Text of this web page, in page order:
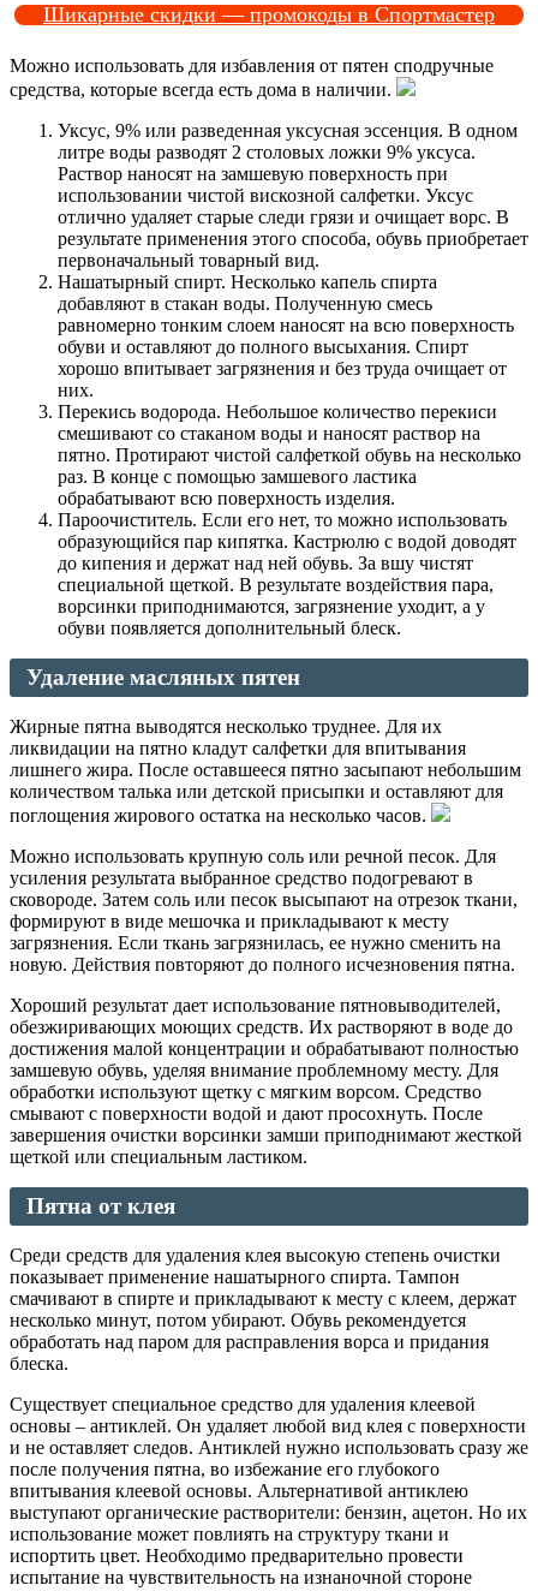
Шикарные скидки — промокоды в Спортмастер
Можно использовать для избавления от пятен сподручные
средства, которые всегда есть дома в наличии.
Уксус, 9% или разведенная уксусная эссенция. В одном
литре воды разводят 2 столовых ложки 9% уксуса.
Раствор наносят на замшевую поверхность при
использовании чистой вискозной салфетки. Уксус
отлично удаляет старые следи грязи и очищает ворс. В
результате применения этого способа, обувь приобретает
первоначальный товарный вид.
Нашатырный спирт. Несколько капель спирта
добавляют в стакан воды. Полученную смесь
равномерно тонким слоем наносят на всю поверхность
обуви и оставляют до полного высыхания. Спирт
хорошо впитывает загрязнения и без труда очищает от
них.
Перекись водорода. Небольшое количество перекиси
смешивают со стаканом воды и наносят раствор на
пятно. Протирают чистой салфеткой обувь на несколько
раз. В конце с помощью замшевого ластика
обрабатывают всю поверхность изделия.
Пароочиститель. Если его нет, то можно использовать
образующийся пар кипятка. Кастрюлю с водой доводят
до кипения и держат над ней обувь. За вшу чистят
специальной щеткой. В результате воздействия пара,
ворсинки приподнимаются, загрязнение уходит, а у
обуви появляется дополнительный блеск.
Удаление масляных пятен
Жирные пятна выводятся несколько труднее. Для их
ликвидации на пятно кладут салфетки для впитывания
лишнего жира. После оставшееся пятно засыпают небольшим
количеством талька или детской присыпки и оставляют для
поглощения жирового остатка на несколько часов.
Можно использовать крупную соль или речной песок. Для
усиления результата выбранное средство подогревают в
сковороде. Затем соль или песок высыпают на отрезок ткани,
формируют в виде мешочка и прикладывают к месту
загрязнения. Если ткань загрязнилась, ее нужно сменить на
новую. Действия повторяют до полного исчезновения пятна.
Хороший результат дает использование пятновыводителей,
обезжиривающих моющих средств. Их растворяют в воде до
достижения малой концентрации и обрабатывают полностью
замшевую обувь, уделяя внимание проблемному месту. Для
обработки используют щетку с мягким ворсом. Средство
смывают с поверхности водой и дают просохнуть. После
завершения очистки ворсинки замши приподнимают жесткой
щеткой или специальным ластиком.
Пятна от клея
Среди средств для удаления клея высокую степень очистки
показывает применение нашатырного спирта. Тампон
смачивают в спирте и прикладывают к месту с клеем, держат
несколько минут, потом убирают. Обувь рекомендуется
обработать над паром для расправления ворса и придания
блеска.
Существует специальное средство для удаления клеевой
основы – антиклей. Он удаляет любой вид клея с поверхности
и не оставляет следов. Антиклей нужно использовать сразу же
после получения пятна, во избежание его глубокого
впитывания клеевой основы. Альтернативой антиклею
выступают органические растворители: бензин, ацетон. Но их
использование может повлиять на структуру ткани и
испортить цвет. Необходимо предварительно провести
испытание на чувствительность на изнаночной стороне